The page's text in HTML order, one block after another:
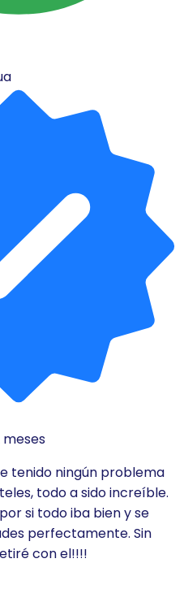
meses
tenido ningún problema
todo a sido increíble.
si todo iba bien y se
perfectamente. Sin
con el!!!!